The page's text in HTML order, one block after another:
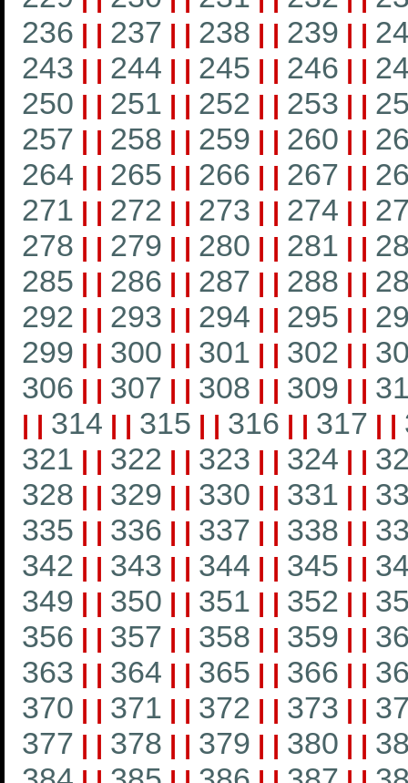
236 | | 237 | | 238 | | 239 | |
243 | | 244 | | 245 | | 246 | |
250 | | 251 | | 252 | | 253 | |
257 | | 258 | | 259 | | 260 | |
264 | | 265 | | 266 | | 267 | |
271 | | 272 | | 273 | | 274 | |
278 | | 279 | | 280 | | 281 | |
285 | | 286 | | 287 | | 288 | |
292 | | 293 | | 294 | | 295 | |
299 | | 300 | | 301 | | 302 | |
306 | | 307 | | 308 | | 309 | |
| | 314 | | 315 | | 316 | | 317 | |
321 | | 322 | | 323 | | 324 | |
328 | | 329 | | 330 | | 331 | |
335 | | 336 | | 337 | | 338 | |
342 | | 343 | | 344 | | 345 | |
349 | | 350 | | 351 | | 352 | |
356 | | 357 | | 358 | | 359 | |
363 | | 364 | | 365 | | 366 | |
370 | | 371 | | 372 | | 373 | |
377 | | 378 | | 379 | | 380 | |